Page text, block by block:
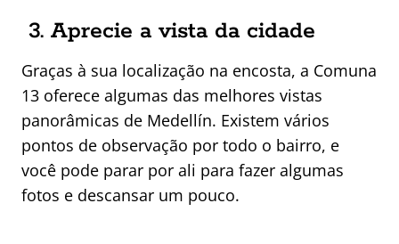
3. Aprecie a vista da cidade
Graças à sua localização na encosta, a Comuna
13 oferece algumas das melhores vistas
panorâmicas de Medellín. Existem vários
pontos de observação por todo o bairro, e
você pode parar por ali para fazer algumas
fotos e descansar um pouco.